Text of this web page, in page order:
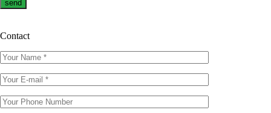
Contact